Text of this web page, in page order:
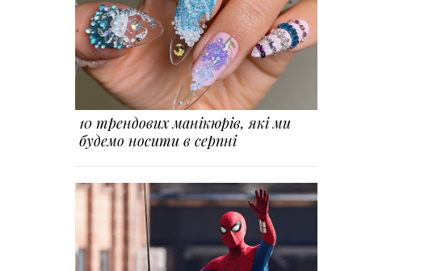
10 трендових манікюрів, які ми
будемо носити в серпні